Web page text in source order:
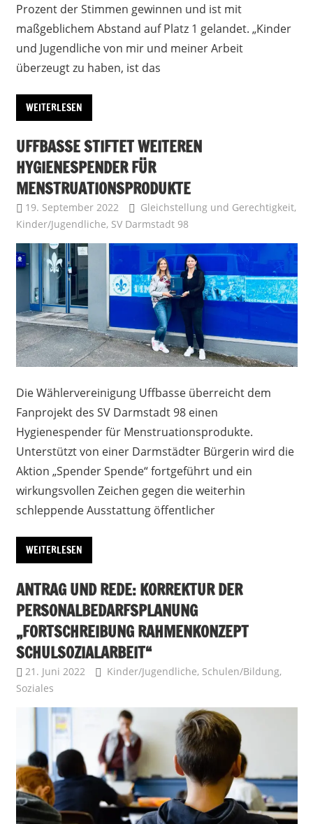
Prozent der Stimmen gewinnen und ist mit
maßgeblichem Abstand auf Platz 1 gelandet. „Kinder
und Jugendliche von mir und meiner Arbeit
überzeugt zu haben, ist das
WEITERLESEN
UFFBASSE STIFTET WEITEREN
HYGIENESPENDER FÜR
MENSTRUATIONSPRODUKTE
19. September 2022 Uffbasse
Gleichstellung und Gerechtigkeit,
Kinder/Jugendliche, SV Darmstadt 98
Die Wählervereinigung Uffbasse überreicht dem
Fanprojekt des SV Darmstadt 98 einen
Hygienespender für Menstruationsprodukte.
Unterstützt von einer Darmstädter Bürgerin wird die
Aktion „Spender Spende“ fortgeführt und ein
wirkungsvollen Zeichen gegen die weiterhin
schleppende Ausstattung öffentlicher
WEITERLESEN
ANTRAG UND REDE: KORREKTUR DER
PERSONALBEDARFSPLANUNG
„FORTSCHREIBUNG RAHMENKONZEPT
SCHULSOZIALARBEIT“
21. Juni 2022 Uffbasse
Kinder/Jugendliche, Schulen/Bildung,
Soziales